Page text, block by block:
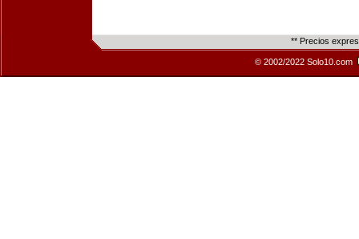
** Precios
© 2002/2022 Solo10.com